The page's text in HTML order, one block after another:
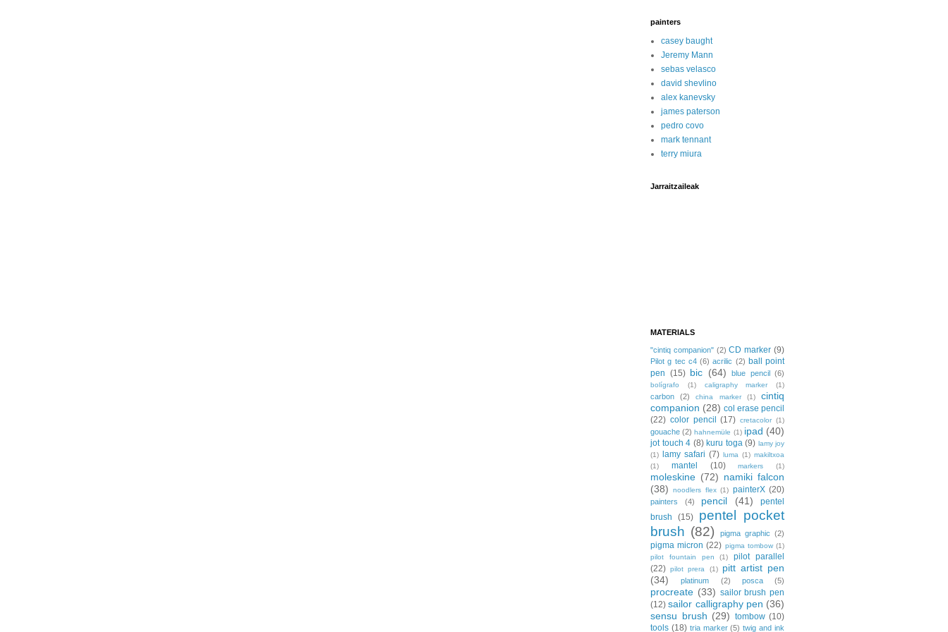
painters
casey baught
Jeremy Mann
sebas velasco
david shevlino
alex kanevsky
james paterson
pedro covo
mark tennant
terry miura
Jarraitzaileak
MATERIALS
"cintiq companion" (2) CD marker (9)
Pilot g tec c4 (6) acrilic (2) ball point
pen (15) bic (64) blue pencil (6)
bolígrafo (1) caligraphy marker (1)
carbon (2) china marker (1)
cintiq
companion (28) col erase pencil
(22) color pencil (17) cretacolor (1)
gouache (2) hahnemüle (1) ipad (40)
jot touch 4 (8) kuru toga (9) lamy joy
(1) lamy safari (7) luma (1) makiltxoa
(1)
mantel (10) markers (1)
moleskine (72) namiki falcon
(38)
noodlers flex (1) painterX (20)
painters (4) pencil (41)
pentel
brush
(15)
pentel pocket
brush (82) pigma graphic (2)
pigma micron (22) pigma tombow (1)
pilot fountain pen
(1)
pilot parallel
(22) pilot prera (1)
pitt artist pen
(34)
platinum (2) posca (5)
procreate (33) sailor brush pen
(12) sailor calligraphy pen (36)
sensu brush (29) tombow (10)
tools (18) tria marker (5) twig and ink